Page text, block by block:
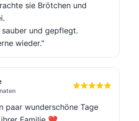
sie Brötchen und
und gepflegt.
wieder."
paar wunderschöne Tage